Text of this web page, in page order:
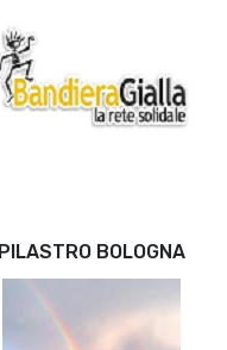
PILASTRO BOLOGNA